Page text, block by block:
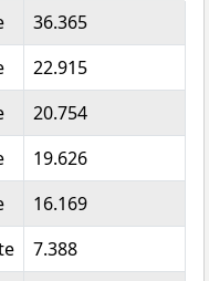
Aantal
inwoners uit
België
36.365
22.915
20.754
19.626
16.169
7.388